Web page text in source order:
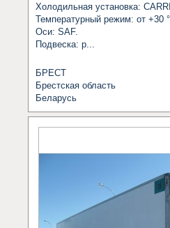
Холодильная установка:
Температурный режим: от +30
Оси: SAF.
Подвеска: р...
БРЕСТ
Брестская область
Беларусь